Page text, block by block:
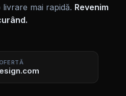
mai rapidă. Revenim